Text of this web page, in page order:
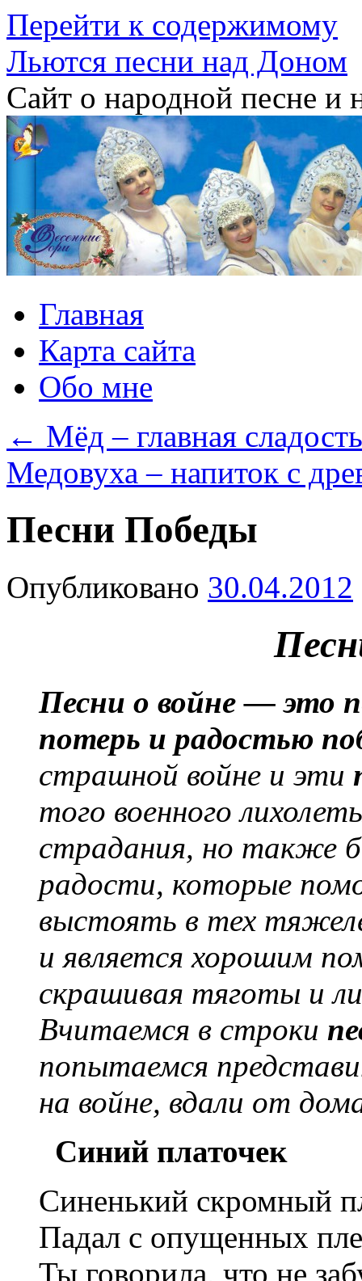
Перейти к содержимому
Льются песни над Доном
Сайт о народной песне и
Главная
Карта сайта
Обо мне
← Мёд – главная
Медовуха – напиток с
Песни Победы
Опубликовано 30.04.2012
Песни о войне — это
потерь и радостью
страшной войне и эти
того военного
страдания, но также
радости, которые
выстоять в тех
и является хорошим
скрашивая тяготы и
Вчитаемся в строки
попытаемся
на войне, вдали от
Синий платочек
Синенький скромный
Падал с опущенных
Ты говорила, что не